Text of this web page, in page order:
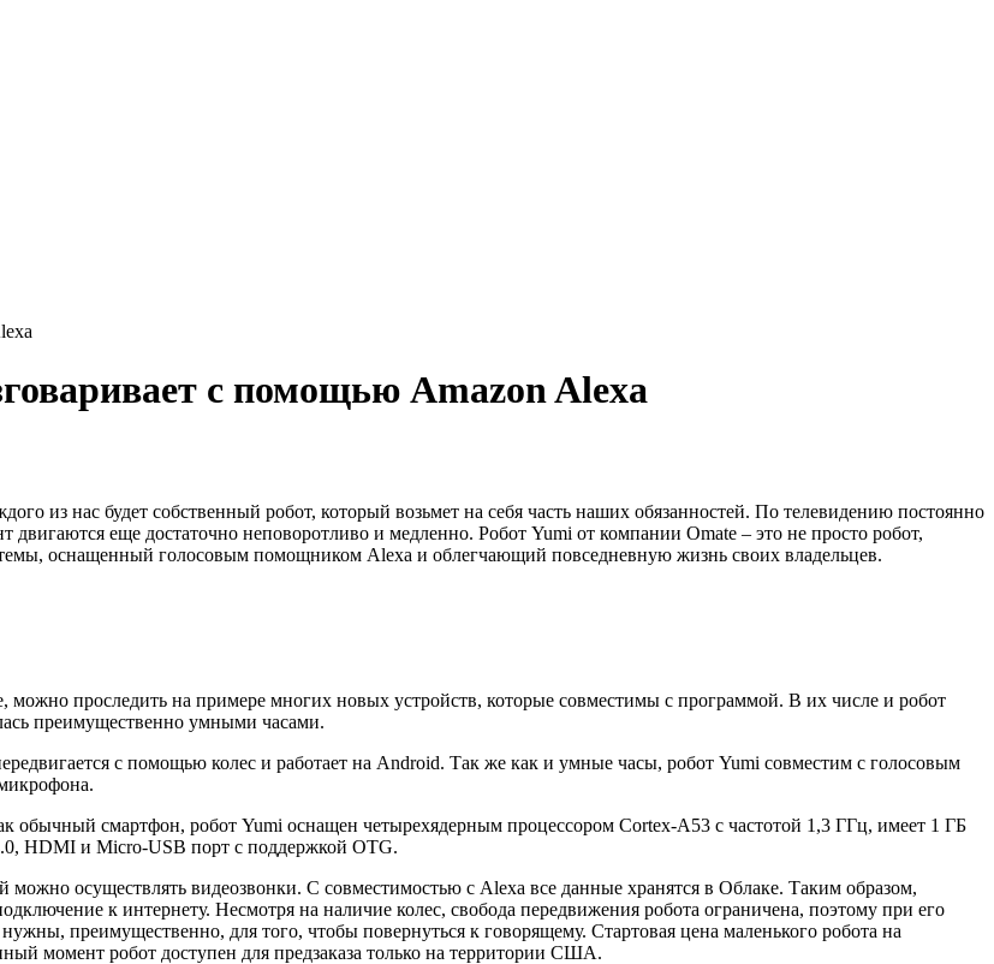
с помощью Amazon Alexa
из нас будет собственный робот, который возьмет на себя часть наших обязанностей. По телевидению постоянно
еще достаточно неповоротливо и медленно. Робот Yumi от компании Omate – это не просто робот,
оснащенный голосовым помощником Alexa и облегчающий повседневную жизнь своих владельцев.
можно проследить на примере многих новых устройств, которые совместимы с программой. В их числе и робот
преимущественно умными часами.
с помощью колес и работает на Android. Так же как и умные часы, робот Yumi совместим с голосовым
обычный смартфон, робот Yumi оснащен четырехядерным процессором Cortex-A53 с частотой 1,3 ГГц, имеет 1 ГБ
HDMI и Micro-USB порт с поддержкой OTG.
осуществлять видеозвонки. С совместимостью с Alexa все данные хранятся в Облаке. Таким образом,
к интернету. Несмотря на наличие колес, свобода передвижения робота ограничена, поэтому при его
преимущественно, для того, чтобы повернуться к говорящему. Стартовая цена маленького робота на
момент робот доступен для предзаказа только на территории США.